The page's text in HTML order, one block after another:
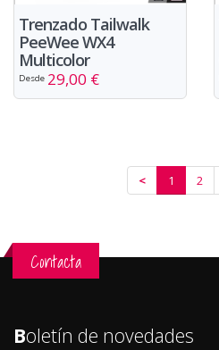
Trenzado Tailwalk
PeeWee WX4
Multicolor
Desde 29,00 €
< 1 2
Contacta
Boletín de novedades